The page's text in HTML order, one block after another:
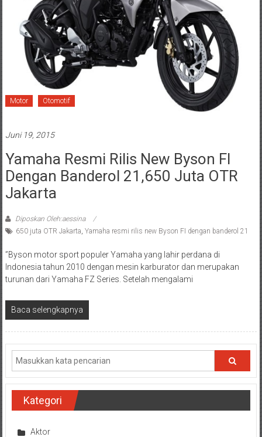
Motor Otomotif
Juni 19, 2015
Yamaha Resmi Rilis New Byson FI
Dengan Banderol 21,650 Juta OTR
Jakarta
Diposkan Oleh:aessina
650 juta OTR Jakarta Yamaha resmi rilis new Byson FI dengan banderol 21
”Byson motor sport populer Yamaha yang lahir perdana di
Indonesia tahun 2010 dengan mesin karburator dan merupakan
turunan dari Yamaha FZ Series. Setelah mengalami
Baca selengkapnya
Kategori
Aktor